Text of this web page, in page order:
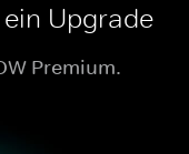
Upgrade
Premium.